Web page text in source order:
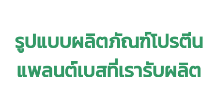
รูปแบบผลิตภัณฑ์โปรตีน
แพลนต์เบสที่เรารับผลิต